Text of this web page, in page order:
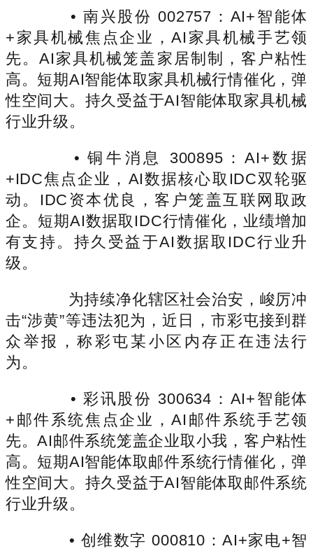
• 南兴股份 002757：AI+智能体
+家具机械焦点企业，AI家具机械手艺领
先。AI家具机械笼盖家居制制，客户粘性
高。短期AI智能体取家具机械行情催化，弹
性空间大。持久受益于AI智能体取家具机械
行业升级。
• 铜牛消息 300895：AI+数据
+IDC焦点企业，AI数据核心取IDC双轮驱
动。IDC资本优良，客户笼盖互联网取政
企。短期AI数据取IDC行情催化，业绩增加
有支持。持久受益于AI数据取IDC行业升
级。
为持续净化辖区社会治安，峻厉冲
击“涉黄”等违法犯为，近日，市彩屯接到群
众举报，称彩屯某小区内存正在违法行
为。
• 彩讯股份 300634：AI+智能体
+邮件系统焦点企业，AI邮件系统手艺领
先。AI邮件系统笼盖企业取小我，客户粘性
高。短期AI智能体取邮件系统行情催化，弹
性空间大。持久受益于AI智能体取邮件系统
行业升级。
• 创维数字 000810：AI+家电+智